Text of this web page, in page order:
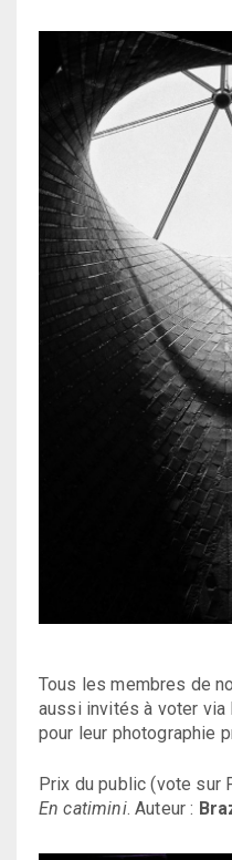
Tous les membres de
aussi invités à voter via
pour leur photographie
Prix du public (vote sur
En catimini. Auteur :